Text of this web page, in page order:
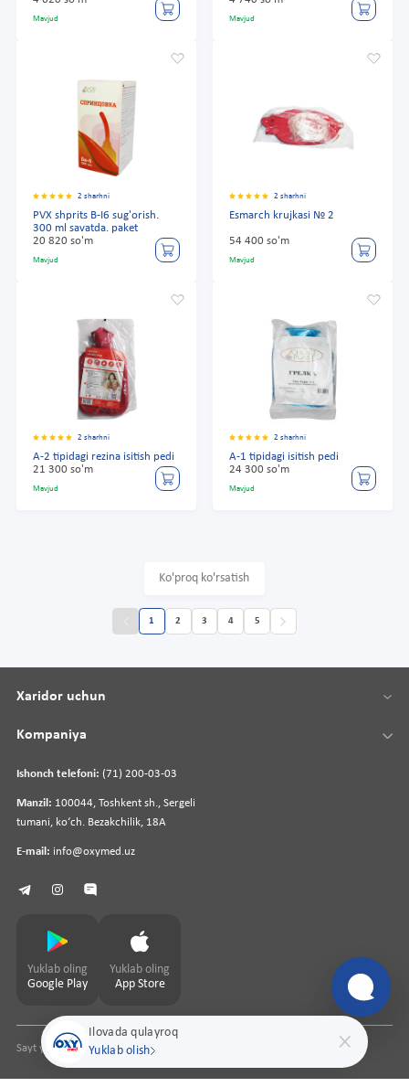
Mavjud Mavjud
2 sharhni
PVX shprits B-I6 sug'orish.
300 ml savatda. paket
20 820 so'm
Mavjud
2 sharhni
Esmarch krujkasi № 2
54 400 so'm
Mavjud
2 sharhni
A-2 tipidagi rezina isitish pedi
21 300 so'm
Mavjud
2 sharhni
A-1 tipidagi isitish pedi
24 300 so'm
Mavjud
Ko'proq ko'rsatish
1 2 3 4 5
Ilovada qulayroq
Yuklab olish
Ishonch telefoni: (71) 200-03-03
Manzil: 100044, Toshkent sh., Sergeli
tumani, koʻch. Bezakchilik, 18A
E-mail: info@oxymed.uz
Xaridor uchun
Kompaniya
Yuklab oling
Google Play
Yuklab oling
App Store
Sayt yaratuvchipharmit.uz